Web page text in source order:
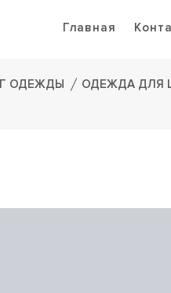
Главная
ОДЕЖДЫ ОДЕЖДА ДЛЯ